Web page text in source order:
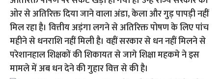
ओर से अतिरिक्त दिया जाने वाला अंडा, केला और गुड़ पापड़ी नहीं
मिल रहा है। वित्तीय अड़ंगा लगने से अतिरिक्त पोषण के लिए पांच
महीने से धनराशि नहीं मिली है। वहीं सरकार से धन नहीं मिलने से
परेशानहाल शिक्षकों की शिकायत से जागे शिक्षा महकमे ने इस
मामले में अब धन देने की गुहार वित्त से की है।